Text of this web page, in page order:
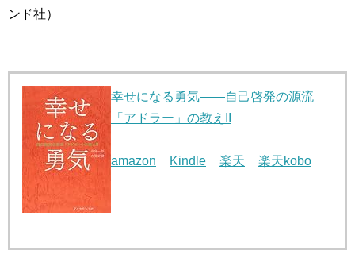
ンド社）
幸せになる勇気――自己啓発の源流
「アドラー」の教えII
amazon Kindle 楽天 楽天kobo